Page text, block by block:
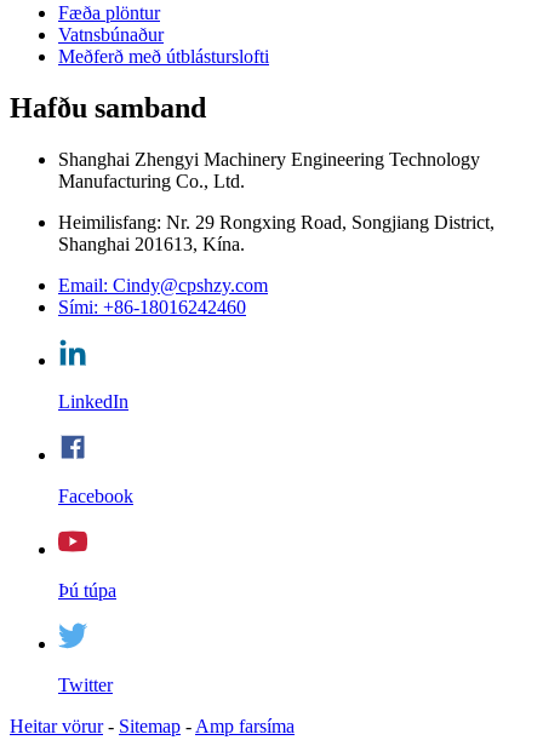
Fæða plöntur
Vatnsbúnaður
Meðferð með útblásturslofti
Hafðu samband
Shanghai Zhengyi Machinery Engineering Technology
Manufacturing Co., Ltd.
Heimilisfang: Nr. 29 Rongxing Road, Songjiang District,
Shanghai 201613, Kína.
Email: Cindy@cpshzy.com
Sími: +86-18016242460
LinkedIn
Facebook
Þú túpa
Twitter
Heitar vörur- Sitemap - Amp farsíma